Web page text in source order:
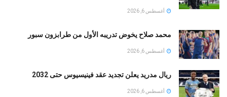
أغسطس 6, 2026
محمد صلاح يخوض تدريبه الأول من طرابزون سبور
أغسطس 6, 2026
ريال مدريد يعلن تجديد عقد فينيسيوس حتى 2032
أغسطس 6, 2026